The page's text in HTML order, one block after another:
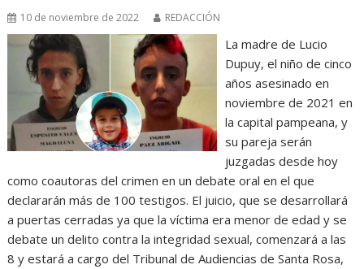
10 de noviembre de 2022 REDACCIÓN
La madre de Lucio
Dupuy, el niño de cinco
años asesinado en
noviembre de 2021 en
la capital pampeana, y
su pareja serán
juzgadas desde hoy
como coautoras del crimen en un debate oral en el que
declararán más de 100 testigos. El juicio, que se desarrollará
a puertas cerradas ya que la víctima era menor de edad y se
debate un delito contra la integridad sexual, comenzará a las
8 y estará a cargo del Tribunal de Audiencias de Santa Rosa,